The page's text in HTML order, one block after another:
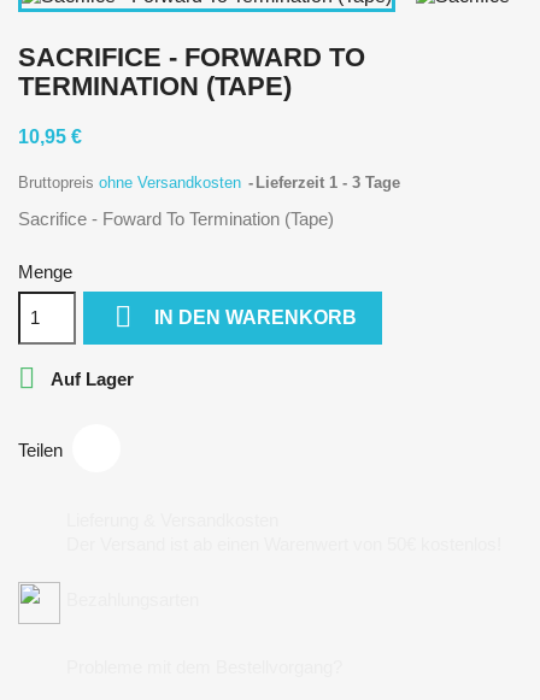
SACRIFICE - FORWARD TO
TERMINATION (TAPE)
10,95 €
Bruttopreis ohne Versandkosten Lieferzeit 1 - 3 Tage
Sacrifice - Foward To Termination (Tape)
Menge
 IN DEN WARENKORB
 Auf Lager
Teilen